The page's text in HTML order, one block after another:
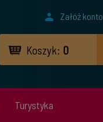
Załóż konto
Koszyk: 0
Turystyka